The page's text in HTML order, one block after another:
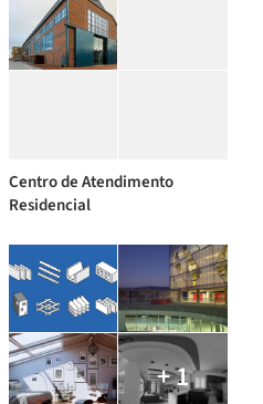
Centro de Atendimento
Residencial
+ 1